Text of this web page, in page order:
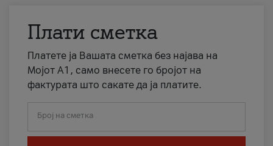
Плати сметка
Платете ја Вашата сметка без најава на
Мојот А1, само внесете го бројот на
фактурата што сакате да ја платите.
Број на сметка